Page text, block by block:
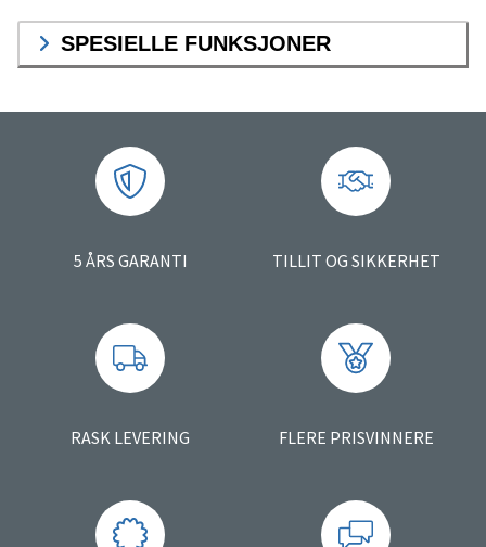
SPESIELLE FUNKSJONER
5 ÅRS GARANTI TILLIT OG SIKKERHET
RASK LEVERING FLERE PRISVINNERE